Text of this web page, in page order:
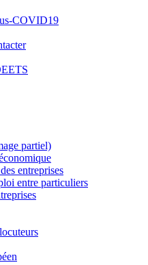
COVID19
partiel)
entreprises
entre particuliers